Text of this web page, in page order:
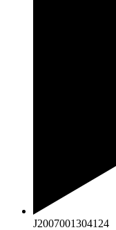
J2007001304124